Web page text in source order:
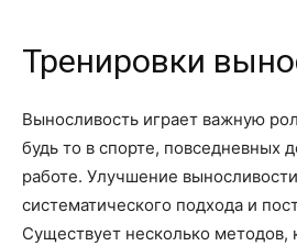
Тренировки
Выносливость играет важную
будь то в спорте, повседневных
работе. Улучшение
систематического подхода и
Существует несколько методов,